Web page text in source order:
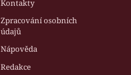
Kontakty
Zpracování osobních
údajů
Nápověda
Redakce